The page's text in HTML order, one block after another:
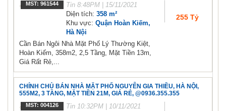
MST: 961544 Tin 8:48PM | 15/11/2021
Diện tích: 358 m²
Khu vực: Quận Hoàn Kiếm,
Hà Nội
255 Tỷ
Cần Bán Ngôi Nhà Mặt Phố Lý Thường Kiệt,
Hoàn Kiếm, 358m2, 2,5 Tầng, Mặt Tiền 13m,
Giá Rất Rẻ,...
CHÍNH CHỦ BÁN NHÀ MẶT PHỐ NGUYỄN GIA THIỀU, HÀ NỘI,
555M2, 3 TẦNG, MẶT TIỀN 21M, GIÁ RẺ, @0936.355.355
MST: 004126 Tin 10:32PM | 10/11/2021